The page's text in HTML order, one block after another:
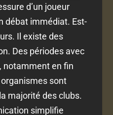
d’un joueur
débat immédiat. Est-
Il existe des
Des périodes avec
notamment en fin
organismes sont
majorité des clubs.
simplifie